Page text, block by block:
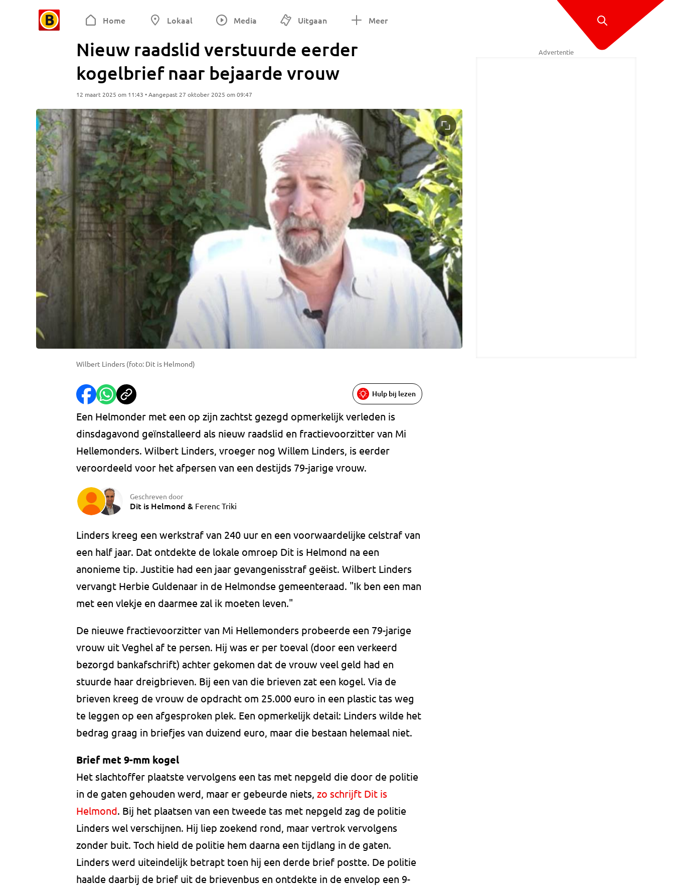
Home Lokaal Media Uitgaan Meer
Nieuw raadslid verstuurde eerder
kogelbrief naar bejaarde vrouw
12 maart 2025 om 11:43 • Aangepast 27 oktober 2025 om 09:47
Wilbert Linders (foto: Dit is Helmond)
Hulp bij lezen
Een Helmonder met een op zijn zachtst gezegd opmerkelijk verleden is
dinsdagavond geïnstalleerd als nieuw raadslid en fractievoorzitter van Mi
Hellemonders. Wilbert Linders, vroeger nog Willem Linders, is eerder
veroordeeld voor het afpersen van een destijds 79-jarige vrouw.
Geschreven door
Dit is Helmond & Ferenc Triki
Linders kreeg een werkstraf van 240 uur en een voorwaardelijke celstraf van
een half jaar. Dat ontdekte de lokale omroep Dit is Helmond na een
anonieme tip. Justitie had een jaar gevangenisstraf geëist. Wilbert Linders
vervangt Herbie Guldenaar in de Helmondse gemeenteraad. "Ik ben een man
met een vlekje en daarmee zal ik moeten leven."
De nieuwe fractievoorzitter van Mi Hellemonders probeerde een 79-jarige
vrouw uit Veghel af te persen. Hij was er per toeval (door een verkeerd
bezorgd bankafschrift) achter gekomen dat de vrouw veel geld had en
stuurde haar dreigbrieven. Bij een van die brieven zat een kogel. Via de
brieven kreeg de vrouw de opdracht om 25.000 euro in een plastic tas weg
te leggen op een afgesproken plek. Een opmerkelijk detail: Linders wilde het
bedrag graag in briefjes van duizend euro, maar die bestaan helemaal niet.
Brief met 9-mm kogel
Het slachtoffer plaatste vervolgens een tas met nepgeld die door de politie
in de gaten gehouden werd, maar er gebeurde niets, zo schrijft Dit is
Helmond. Bij het plaatsen van een tweede tas met nepgeld zag de politie
Linders wel verschijnen. Hij liep zoekend rond, maar vertrok vervolgens
zonder buit. Toch hield de politie hem daarna een tijdlang in de gaten.
Linders werd uiteindelijk betrapt toen hij een derde brief postte. De politie
haalde daarbij de brief uit de brievenbus en ontdekte in de envelop een 9-
Advertentie